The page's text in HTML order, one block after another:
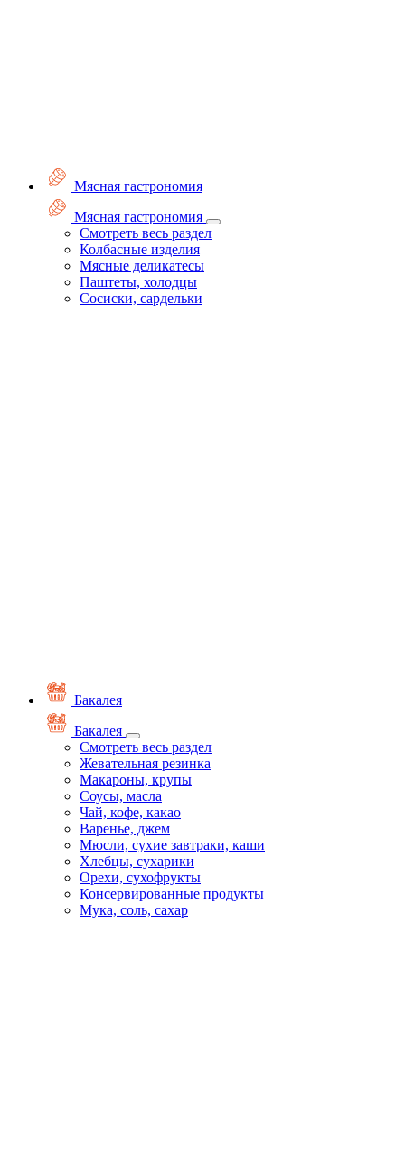
Мясная гастрономия
Мясная гастрономия
Смотреть весь раздел
Колбасные изделия
Мясные деликатесы
Паштеты, холодцы
Сосиски, сардельки
Бакалея
Бакалея
Смотреть весь раздел
Жевательная резинка
Макароны, крупы
Соусы, масла
Чай, кофе, какао
Варенье, джем
Мюсли, сухие завтраки, каши
Хлебцы, сухарики
Орехи, сухофрукты
Консервированные продукты
Мука, соль, сахар